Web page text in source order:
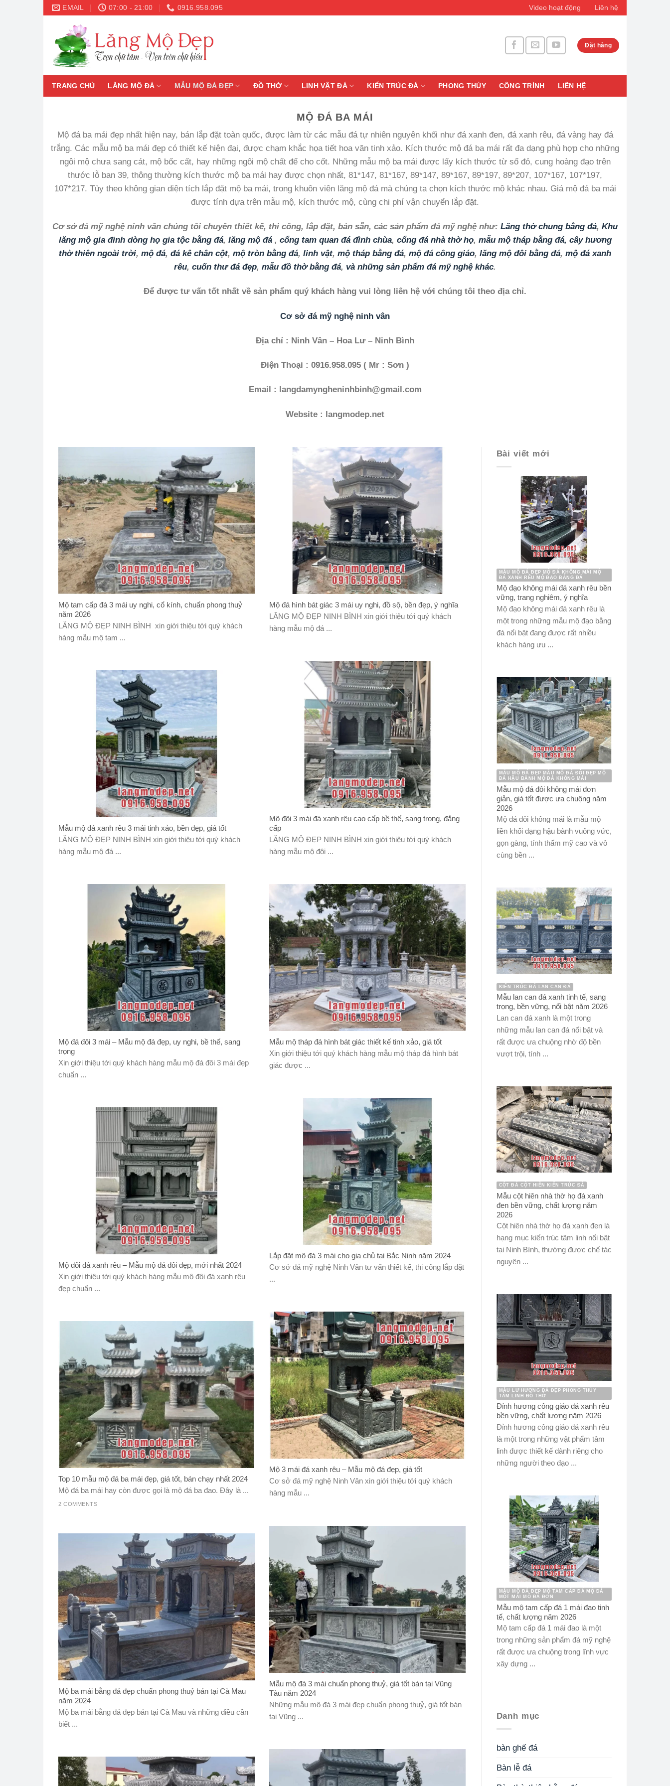
Skip
content
EMAIL 07:00 - 21:00 0916.958.095 Video hoạt động Liên hệ
Đặt hàng
TRANG CHỦ LĂNG MỘ ĐÁ MẪU MỘ ĐÁ ĐẸP ĐỒ THỜ LINH VẬT ĐÁ KIẾN TRÚC ĐÁ PHONG THỦY CÔNG TRÌNH LIÊN HỆ
MỘ ĐÁ BA MÁI
Mộ đá ba mái đẹp nhất hiện nay, bán lắp đặt toàn quốc, được làm từ các mẫu đá tự nhiên nguyên khối như đá xanh đen, đá xanh rêu, đá vàng hay đá
trắng. Các mẫu mộ ba mái đẹp có thiết kế hiện đại, được chạm khắc họa tiết hoa văn tinh xảo. Kích thước mộ đá ba mái rất đa dạng phù hợp cho những
ngôi mộ chưa sang cát, mộ bốc cất, hay những ngôi mộ chất để cho cốt. Những mẫu mộ ba mái được lấy kích thước từ số đỏ, cung hoàng đạo trên
thước lỗ ban 39, thông thường kích thước mộ ba mái hay được chọn nhất, 81*147, 81*167, 89*147, 89*167, 89*197, 89*207, 107*167, 107*197,
107*217. Tùy theo không gian diện tích lắp đặt mộ ba mái, trong khuôn viên lăng mộ đá mà chúng ta chọn kích thước mộ khác nhau. Giá mộ đá ba mái
được tính dựa trên mẫu mộ, kích thước mộ, cùng chi phí vận chuyển lắp đặt.
Cơ sở đá mỹ nghệ ninh vân chúng tôi chuyên thiết kế, thi công, lắp đặt, bán sẵn, các sản phẩm đá mỹ nghệ như: Lăng thờ chung bằng đá, Khu
lăng mộ gia đinh dòng họ gia tộc bằng đá, lăng mộ đá, cổng tam quan đá đình chùa, cổng đá nhà thờ họ, mẫu mộ tháp bằng đá, cây hương
thờ thiên ngoài trời, mộ đá, đá kê chân cột, mộ tròn bằng đá, linh vật, mộ tháp bằng đá, mộ đá công giáo, lăng mộ đôi bằng đá, mộ đá xanh
rêu, cuốn thư đá đẹp, mẫu đồ thờ bằng đá, và những sản phẩm đá mỹ nghệ khác.
Để được tư vấn tốt nhất về sản phẩm quý khách hàng vui lòng liên hệ với chúng tôi theo địa chỉ.
Cơ sở đá mỹ nghệ ninh vân
Địa chỉ : Ninh Vân – Hoa Lư – Ninh Bình
Điện Thoại : 0916.958.095 ( Mr : Sơn )
Email : langdamyngheninhbinh@gmail.com
Website : langmodep.net
Mộ tam cấp đá 3 mái uy nghi, cổ kính, chuẩn phong thuỷ
năm 2026
LĂNG MỘ ĐẸP NINH BÌNH xin giới thiệu tới quý khách
hàng mẫu mộ tam ...
Mộ đá hình bát giác 3 mái uy nghi, đồ sộ, bền đẹp, ý nghĩa
LĂNG MỘ ĐẸP NINH BÌNH xin giới thiệu tới quý khách
hàng mẫu mộ đá ...
Mộ đôi 3 mái đá xanh rêu cao cấp bề thế, sang trọng, đẳng
cấp
LĂNG MỘ ĐẸP NINH BÌNH xin giới thiệu tới quý khách
hàng mẫu mộ đôi ...
Mẫu mộ đá xanh rêu 3 mái tinh xảo, bền đẹp, giá tốt
LĂNG MỘ ĐẸP NINH BÌNH xin giới thiệu tới quý khách
hàng mẫu mộ đá ...
Mộ đá đôi 3 mái – Mẫu mộ đá đẹp, uy nghi, bề thế, sang
trọng
Xin giới thiệu tới quý khách hàng mẫu mộ đá đôi 3 mái đẹp
chuẩn ...
Mẫu mộ tháp đá hình bát giác thiết kế tinh xảo, giá tốt
Xin giới thiệu tới quý khách hàng mẫu mộ tháp đá hình bát
giác được ...
Lắp đặt mộ đá 3 mái cho gia chủ tại Bắc Ninh năm 2024
Cơ sở đá mỹ nghệ Ninh Vân tư vấn thiết kế, thi công lắp đặt
...
Mộ đôi đá xanh rêu – Mẫu mộ đá đôi đẹp, mới nhất 2024
Xin giới thiệu tới quý khách hàng mẫu mộ đôi đá xanh rêu
đẹp chuẩn ...
Mộ 3 mái đá xanh rêu – Mẫu mộ đá đẹp, giá tốt
Cơ sở đá mỹ nghệ Ninh Vân xin giới thiệu tới quý khách
hàng mẫu ...
Top 10 mẫu mộ đá ba mái đẹp, giá tốt, bán chạy nhất 2024
Mộ đá ba mái hay còn được gọi là mộ đá ba đao. Đây là ...
2 COMMENTS
Mẫu mộ đá 3 mái chuẩn phong thuỷ, giá tốt bán tại Vũng
Tàu năm 2024
Những mẫu mộ đá 3 mái đẹp chuẩn phong thuỷ, giá tốt bán
tại Vũng ...
Mộ ba mái bằng đá đẹp chuẩn phong thuỷ bán tại Cà Mau
năm 2024
Mộ ba mái bằng đá đẹp bán tại Cà Mau và những điều cần
biết ...
Bài viết mới
MẪU MỘ ĐÁ ĐẸP MỘ ĐÁ KHÔNG MÁI MỘ
ĐÁ XANH RÊU MỘ ĐẠO BẰNG ĐÁ
Mộ đạo không mái đá xanh rêu bền
vững, trang nghiêm, ý nghĩa
Mộ đạo không mái đá xanh rêu là
một trong những mẫu mộ đạo bằng
đá nổi bật đang được rất nhiều
khách hàng ưu ...
MẪU MỘ ĐÁ ĐẸP MẪU MỘ ĐÁ ĐÔI ĐẸP MỘ
ĐÁ HẬU BÀNH MỘ ĐÁ KHÔNG MÁI
Mẫu mộ đá đôi không mái đơn
giản, giá tốt được ưa chuộng năm
2026
Mộ đá đôi không mái là mẫu mộ
liền khối dạng hậu bành vuông vức,
gọn gàng, tính thẩm mỹ cao và vô
cùng bền ...
KIẾN TRÚC ĐÁ LAN CAN ĐÁ
Mẫu lan can đá xanh tinh tế, sang
trọng, bền vững, nổi bật năm 2026
Lan can đá xanh là một trong
những mẫu lan can đá nổi bật và
rất được ưa chuộng nhờ độ bền
vượt trội, tính ...
CỘT ĐÁ CỘT HIÊN KIẾN TRÚC ĐÁ
Mẫu cột hiên nhà thờ họ đá xanh
đen bền vững, chất lượng năm
2026
Cột hiên nhà thờ họ đá xanh đen là
hạng mục kiến trúc tâm linh nổi bật
tại Ninh Bình, thường được chế tác
nguyên ...
MẪU LƯ HƯƠNG ĐÁ ĐẸP PHONG THỦY
TÂM LINH ĐỒ THỜ
Đỉnh hương công giáo đá xanh rêu
bền vững, chất lượng năm 2026
Đỉnh hương công giáo đá xanh rêu
là một trong những vật phẩm tâm
linh được thiết kế dành riêng cho
những người theo đạo ...
MẪU MỘ ĐÁ ĐẸP MỘ TAM CẤP ĐÁ MỘ ĐÁ
MỘT MÁI MỘ ĐÁ ĐƠN
Mẫu mộ tam cấp đá 1 mái đao tinh
tế, chất lượng năm 2026
Mộ tam cấp đá 1 mái đao là một
trong những sản phẩm đá mỹ nghệ
rất được ưa chuộng trong lĩnh vực
xây dựng ...
Danh mục
bàn ghế đá
Bàn lễ đá